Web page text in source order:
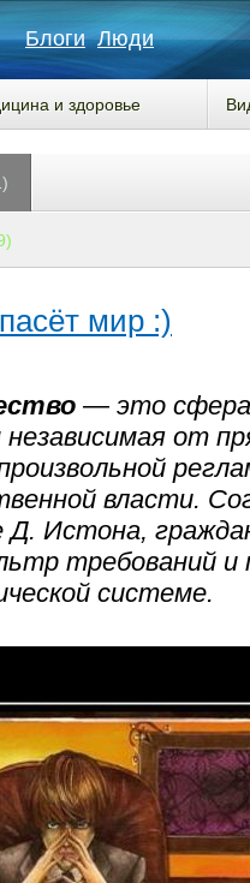
Блоги Люди
и здоровье
мир :)
— это сфера
от
власти.
Д. Истона,
требований и
системе.